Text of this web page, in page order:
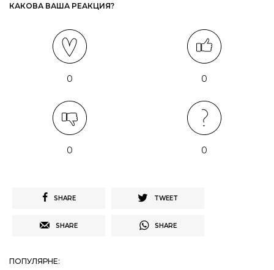
КАКОВА ВАША РЕАКЦИЯ?
0 0
0 0
SHARE TWEET
SHARE SHARE
ПОПУЛЯРНЕ: